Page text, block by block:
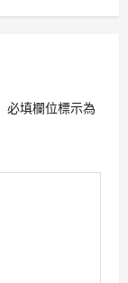
必填欄位標示為